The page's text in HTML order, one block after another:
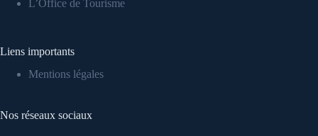
L’Office de Tourisme
Liens importants
Mentions légales
Nos réseaux sociaux